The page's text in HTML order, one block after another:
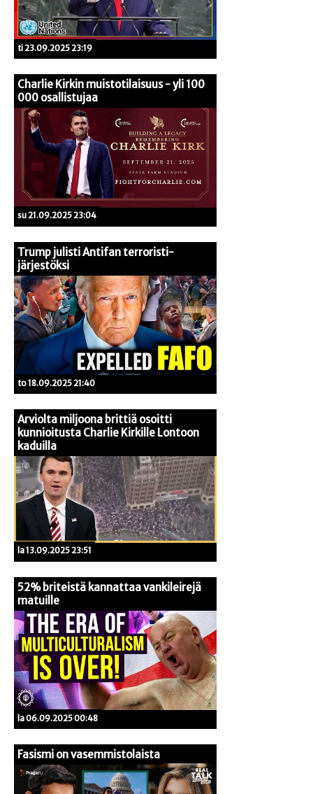
ti 23.09.2025 23:19
Charlie Kirkin muistotilaisuus - yli 100
000 osallistujaa
su 21.09.2025 23:04
Trump julisti Antifan terroristi-
järjestöksi
to 18.09.2025 21:40
Arviolta miljoona brittiä osoitti
kunnioitusta Charlie Kirkille Lontoon
kaduilla
la 13.09.2025 23:51
52% briteistä kannattaa vankileirejä
matuille
la 06.09.2025 00:48
Fasismi on vasemmistolaista